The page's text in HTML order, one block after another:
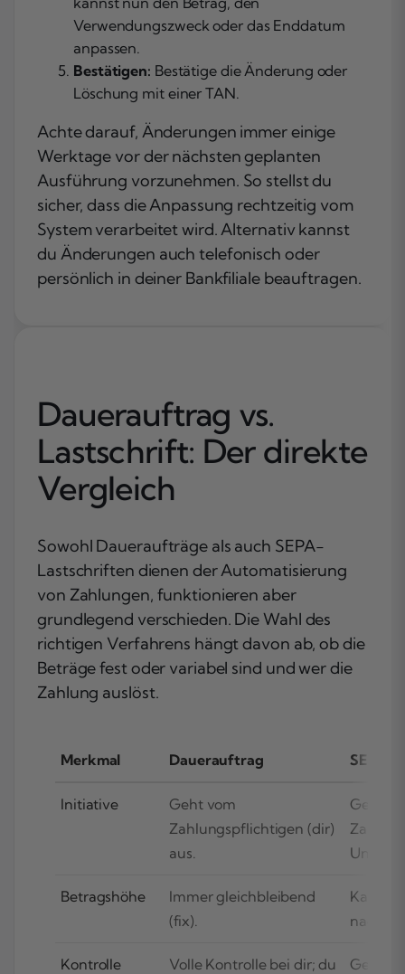
Verwendungszweck oder das Enddatum
anpassen.
Bestätigen: Bestätige die Änderung oder
Löschung mit einer TAN.
Achte darauf, Änderungen immer einige
Werktage vor der nächsten geplanten
Ausführung vorzunehmen. So stellst du
sicher, dass die Anpassung rechtzeitig vom
System verarbeitet wird. Alternativ kannst
du Änderungen auch telefonisch oder
persönlich in deiner Bankfiliale beauftragen.
Dauerauftrag vs.
Lastschrift: Der direkte
Vergleich
Sowohl Daueraufträge als auch SEPA-
Lastschriften dienen der Automatisierung
von Zahlungen, funktionieren aber
grundlegend verschieden. Die Wahl des
richtigen Verfahrens hängt davon ab, ob die
Beträge fest oder variabel sind und wer die
Zahlung auslöst.
Merkmal Dauerauftrag SEPA-
Initiative
Geht vom
Zahlungspflichtigen (dir)
aus.
Geht
Betragshöhe
Immer gleichbleibend
(fix).
Kann
nach
Kontrolle
Volle Kontrolle bei dir; du